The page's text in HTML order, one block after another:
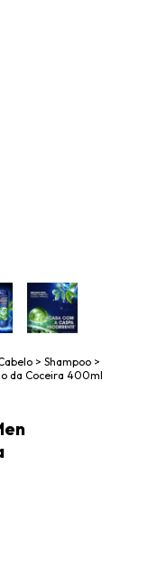
> Shampoo >
da Coceira 400ml